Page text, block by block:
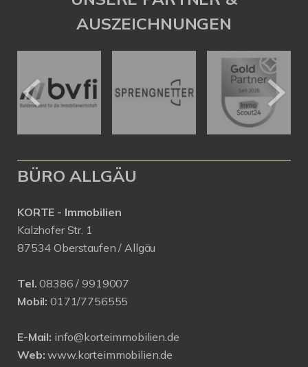
AUSZEICHNUNGEN
BÜRO ALLGÄU
KORTE - Immobilien
Kalzhofer Str. 1
87534 Oberstaufen / Allgäu
Tel. 08386 / 9919007
Mobil: 0171/7756555
E-Mail: info@korteimmobilien.de
Web: www.korteimmobilien.de